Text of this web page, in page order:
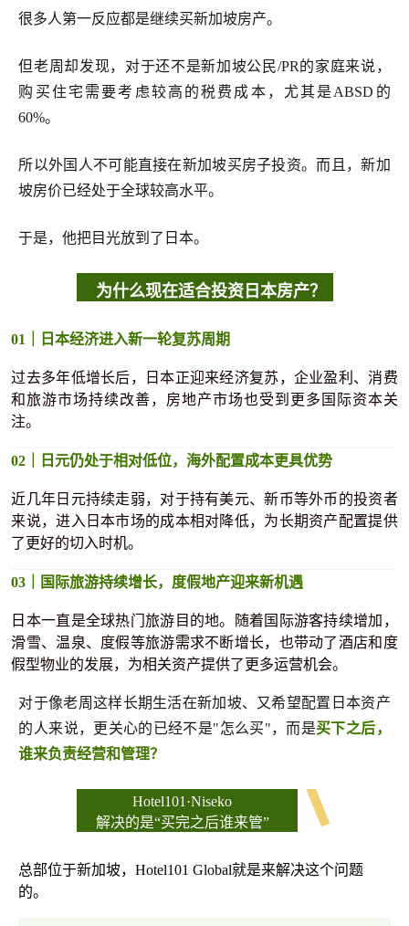
很多人第一反应都是继续买新加坡房产。
但老周却发现，对于还不是新加坡公民/PR的家庭来说，
购买住宅需要考虑较高的税费成本，尤其是ABSD的
60%。
所以外国人不可能直接在新加坡买房子投资。而且，新加
坡房价已经处于全球较高水平。
于是，他把目光放到了日本。
为什么现在适合投资日本房产？
01｜日本经济进入新一轮复苏周期
过去多年低增长后，日本正迎来经济复苏，企业盈利、消费
和旅游市场持续改善，房地产市场也受到更多国际资本关
注。
02｜日元仍处于相对低位，海外配置成本更具优势
近几年日元持续走弱，对于持有美元、新币等外币的投资者
来说，进入日本市场的成本相对降低，为长期资产配置提供
了更好的切入时机。
03｜国际旅游持续增长，度假地产迎来新机遇
日本一直是全球热门旅游目的地。随着国际游客持续增加，
滑雪、温泉、度假等旅游需求不断增长，也带动了酒店和度
假型物业的发展，为相关资产提供了更多运营机会。
对于像老周这样长期生活在新加坡、又希望配置日本资产
的人来说，更关心的已经不是"怎么买"，而是买下之后，
谁来负责经营和管理？
Hotel101·Niseko
解决的是“买完之后谁来管”
总部位于新加坡，Hotel101 Global就是来解决这个问题
的。